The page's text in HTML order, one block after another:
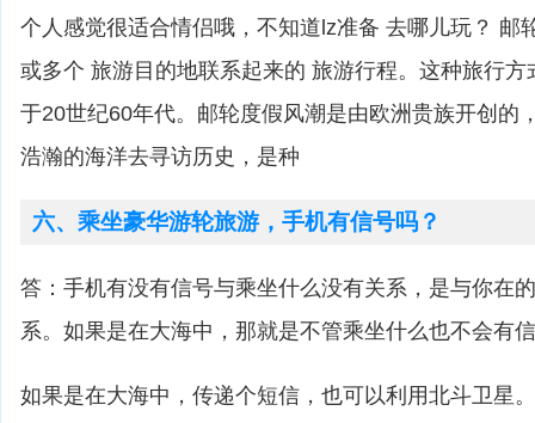
个人感觉很适合情侣哦，不知道lz准备 去哪儿玩？ 邮
或多个 旅游目的地联系起来的 旅游行程。这种旅行
于20世纪60年代。邮轮度假风潮是由欧洲贵族开创的
浩瀚的海洋去寻访历史，是种
六、乘坐豪华游轮旅游，手机有信号吗？
答：手机有没有信号与乘坐什么没有关系，是与你在
系。如果是在大海中，那就是不管乘坐什么也不会有
如果是在大海中，传递个短信，也可以利用北斗卫星